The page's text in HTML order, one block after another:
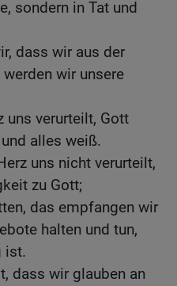
sondern in Tat und
dass wir aus der
wir unsere
uns verurteilt, Gott
alles weiß.
uns nicht verurteilt,
zu Gott;
das empfangen wir
halten und tun,
ist.
dass wir glauben an